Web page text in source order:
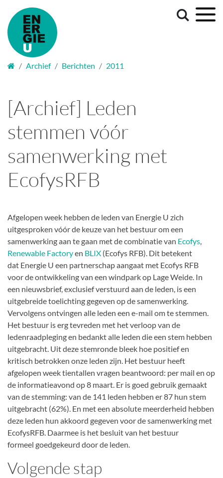
Welkom
Archief Berichten 2011
[Archief] Leden
stemmen vóór
samenwerking met
EcofysRFB
Afgelopen week hebben de leden van Energie U zich
uitgesproken vóór de keuze van het bestuur om een
samenwerking aan te gaan met de combinatie van Ecofys,
Renewable Factoryen BLIX (Ecofys RFB). Dit betekent
dat Energie U een partnerschap aangaat met Ecofys RFB
voor de ontwikkeling van een windpark op Lage Weide. In
een nieuwsbrief, exclusief verstuurd aan de leden, is een
uitgebreide toelichting gegeven op de samenwerking.
Vervolgens ontvingen alle leden een e-mail om te stemmen.
Het bestuur is erg tevreden met het verloop van de
ledenraadpleging en bedankt alle leden die een stem hebben
uitgebracht. Uit deze stemronde bleek hoe positief en
kritisch betrokken onze leden zijn. Het bestuur heeft
afgelopen week tientallen vragen beantwoord: per mail en op
de informatieavond op 8 maart. Er is goed gebruik gemaakt
van de stemming: van de 141 leden hebben er 87 hun stem
uitgebracht (62%). En met een absolute meerderheid hebben
deze leden hun akkoord gegeven voor de samenwerking met
EcofysRFB. Daarmee is het besluit van het bestuur
formeel goedgekeurd door de leden.
Volgende stap